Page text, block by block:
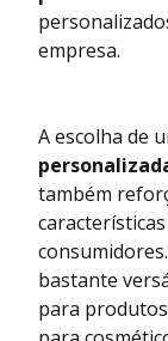
empresa.
A escolha de
também
bastante
para